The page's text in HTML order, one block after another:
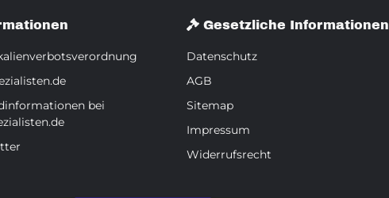
bei
Gesetzliche Informationen
Datenschutz
AGB
Sitemap
Impressum
Widerrufsrecht